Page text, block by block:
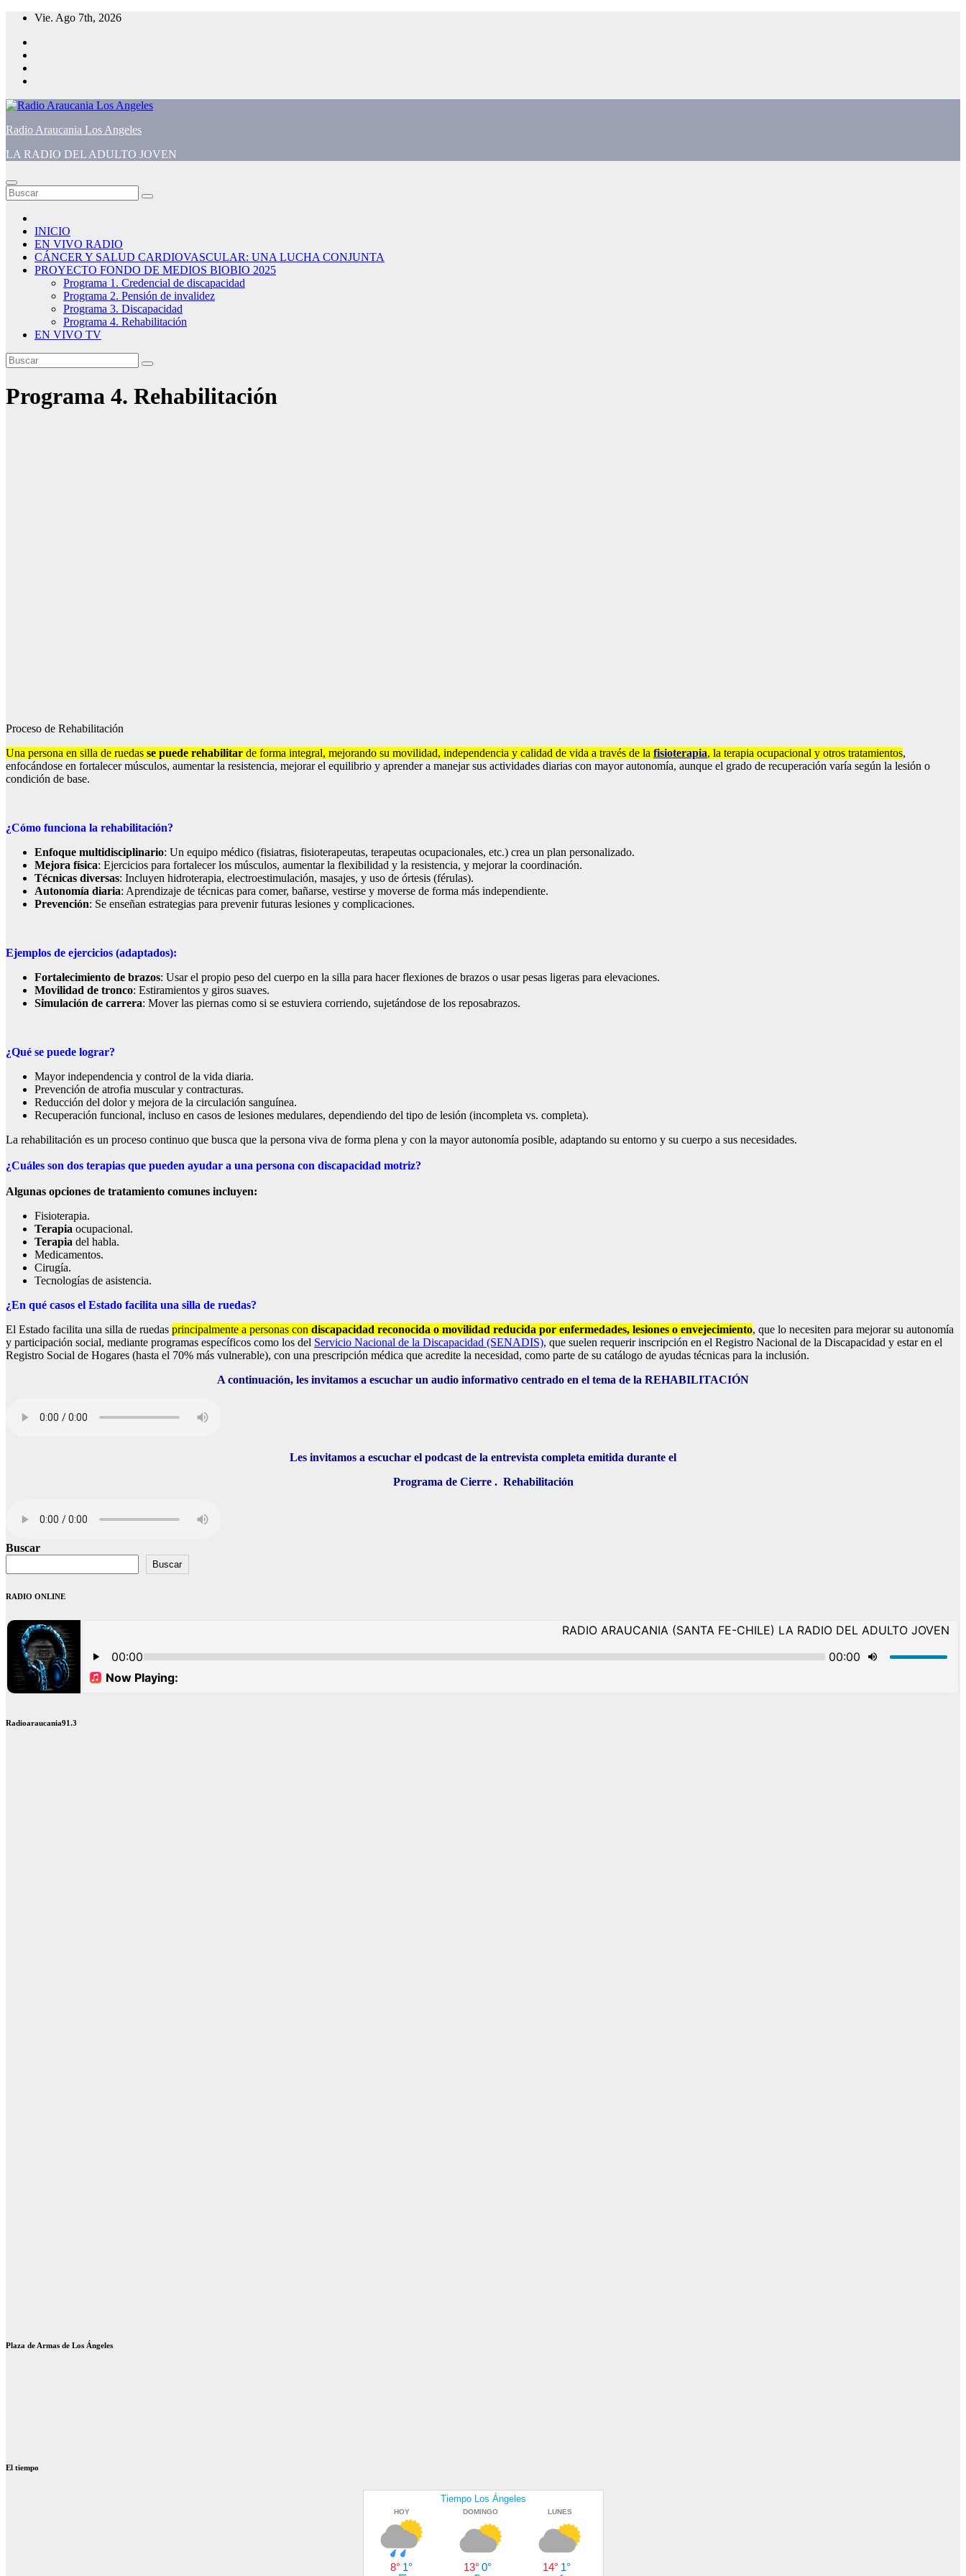
Saltar
contenido
Vie. Ago 7th, 2026
Radio Araucania Los Angeles
LA RADIO DEL ADULTO JOVEN
INICIO
EN VIVO RADIO
CÁNCER Y SALUD CARDIOVASCULAR: UNA LUCHA CONJUNTA
PROYECTO FONDO DE MEDIOS BIOBIO 2025
Programa 1. Credencial de discapacidad
Programa 2. Pensión de invalidez
Programa 3. Discapacidad
Programa 4. Rehabilitación
EN VIVO TV
Programa 4. Rehabilitación
Proceso de Rehabilitación
Una persona en silla de ruedas se puede rehabilitar de forma integral, mejorando su movilidad, independencia y calidad de vida a través de la fisioterapia, la terapia ocupacional y otros tratamientos,
enfocándose en fortalecer músculos, aumentar la resistencia, mejorar el equilibrio y aprender a manejar sus actividades diarias con mayor autonomía, aunque el grado de recuperación varía según la lesión o
condición de base.
¿Cómo funciona la rehabilitación?
Enfoque multidisciplinario: Un equipo médico (fisiatras, fisioterapeutas, terapeutas ocupacionales, etc.) crea un plan personalizado.
Mejora física: Ejercicios para fortalecer los músculos, aumentar la flexibilidad y la resistencia, y mejorar la coordinación.
Técnicas diversas: Incluyen hidroterapia, electroestimulación, masajes, y uso de órtesis (férulas).
Autonomía diaria: Aprendizaje de técnicas para comer, bañarse, vestirse y moverse de forma más independiente.
Prevención: Se enseñan estrategias para prevenir futuras lesiones y complicaciones.
Ejemplos de ejercicios (adaptados):
Fortalecimiento de brazos: Usar el propio peso del cuerpo en la silla para hacer flexiones de brazos o usar pesas ligeras para elevaciones.
Movilidad de tronco: Estiramientos y giros suaves.
Simulación de carrera: Mover las piernas como si se estuviera corriendo, sujetándose de los reposabrazos.
¿Qué se puede lograr?
Mayor independencia y control de la vida diaria.
Prevención de atrofia muscular y contracturas.
Reducción del dolor y mejora de la circulación sanguínea.
Recuperación funcional, incluso en casos de lesiones medulares, dependiendo del tipo de lesión (incompleta vs. completa).
La rehabilitación es un proceso continuo que busca que la persona viva de forma plena y con la mayor autonomía posible, adaptando su entorno y su cuerpo a sus necesidades.
¿Cuáles son dos terapias que pueden ayudar a una persona con discapacidad motriz?
Algunas opciones de tratamiento comunes incluyen:
Fisioterapia.
Terapia ocupacional.
Terapia del habla.
Medicamentos.
Cirugía.
Tecnologías de asistencia.
¿En qué casos el Estado facilita una silla de ruedas?
El Estado facilita una silla de ruedas principalmente a personas con discapacidad reconocida o movilidad reducida por enfermedades, lesiones o envejecimiento, que lo necesiten para mejorar su autonomía
y participación social, mediante programas específicos como los del Servicio Nacional de la Discapacidad (SENADIS), que suelen requerir inscripción en el Registro Nacional de la Discapacidad y estar en el
Registro Social de Hogares (hasta el 70% más vulnerable), con una prescripción médica que acredite la necesidad, como parte de su catálogo de ayudas técnicas para la inclusión.
A continuación, les invitamos a escuchar un audio informativo centrado en el tema de la REHABILITACIÓN
Les invitamos a escuchar el podcast de la entrevista completa emitida durante el
Programa de Cierre . Rehabilitación
Buscar
Buscar
RADIO ONLINE
Radioaraucania91.3
Plaza de Armas de Los Ángeles
El tiempo